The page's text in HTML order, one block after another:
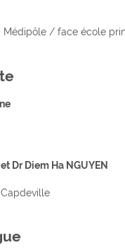
Médipôle / face école
Dr Diem Ha NGUYEN